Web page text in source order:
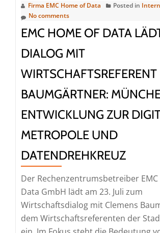
lädt
zum
Dialog
mit
Thomas
Huber,
MdL
Firma EMC Home of Data Posted in
No comments
EMC HOME OF DATA
DIALOG MIT
WIRTSCHAFTSREFERENT
BAUMGÄRTNER:
ENTWICKLUNG ZUR
METROPOLE UND
DATENDREHKREUZ
Der Rechenzentrumsbetreiber
Data GmbH lädt am 23. Juli zum
Wirtschaftsdialog mit Clemens
dem Wirtschaftsreferenten der